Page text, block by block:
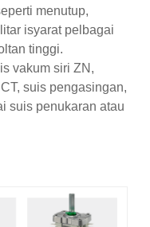
menutup,
isyarat pelbagai
tinggi.
vakum siri ZN,
suis pengasingan,
suis penukaran atau